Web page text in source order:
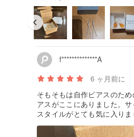
f**************A
6 ヶ月前に
そもそもは自作ピアスのた
アスがここにありました。
スタイルがとても気に入り